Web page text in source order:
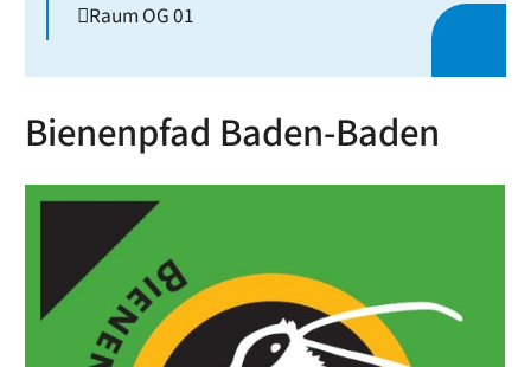
Raum OG 01
Bienenpfad Baden-Baden